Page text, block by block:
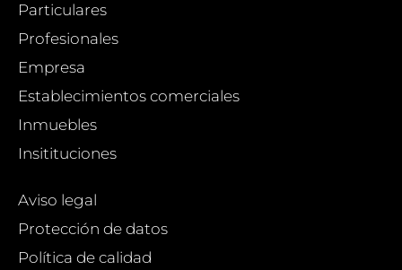
Particulares
Profesionales
Empresa
Establecimientos comerciales
Inmuebles
Insitituciones
Aviso legal
Protección de datos
Política de calidad